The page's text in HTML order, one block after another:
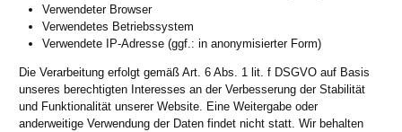
Verwendeter Browser
Verwendetes Betriebssystem
Verwendete IP-Adresse (ggf.: in anonymisierter Form)
Die Verarbeitung erfolgt gemäß Art. 6 Abs. 1 lit. f DSGVO auf Basis
unseres berechtigten Interesses an der Verbesserung der Stabilität
und Funktionalität unserer Website. Eine Weitergabe oder
anderweitige Verwendung der Daten findet nicht statt. Wir behalten